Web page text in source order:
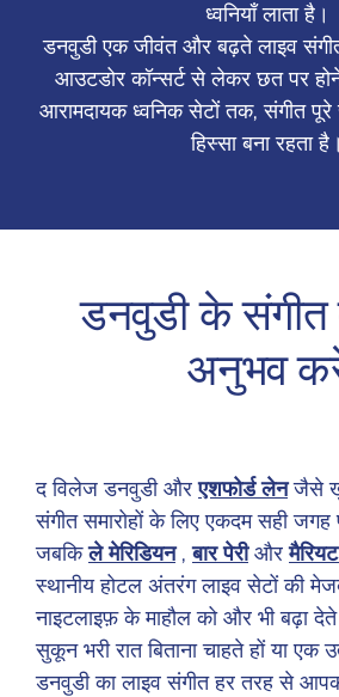
ध्वनियाँ लाता है।
डनवुडी एक जीवंत और बढ़ते लाइव
आउटडोर कॉन्सर्ट से लेकर छत पर
आरामदायक ध्वनिक सेटों तक, संगीत
हिस्सा बना रहता है।
डनवुडी के संगीत
अनुभव
द विलेज डनवुडी औरएशफोर्ड लेनजैसे
संगीत समारोहों के लिए एकदम सही जगह
जबकिले मेरिडियन,बार पेरीऔर
स्थानीय होटल अंतरंग लाइव सेटों की
नाइटलाइफ़ के माहौल को और भी बढ़ा
सुकून भरी रात बिताना चाहते हों या एक
डनवुडी का लाइव संगीत हर तरह से